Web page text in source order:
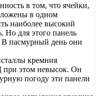
в том, что ячейки,
в одном
наиболее высокий
Но для этого панель
В пасмурный день они
кремния
при этом невысок. Он
погоду эти панели